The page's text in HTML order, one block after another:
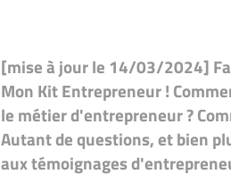
[mise à jour le 14/03/2024]
Mon Kit Entrepreneur !
le métier d'entrepreneur ?
Autant de questions, et bien
aux témoignages